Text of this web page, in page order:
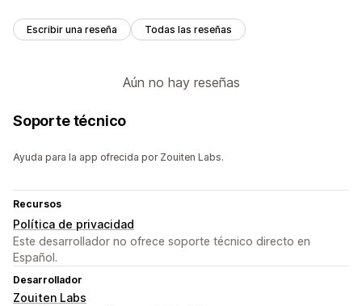
Escribir una reseña Todas las reseñas
Aún no hay reseñas
Soporte técnico
Ayuda para la app ofrecida por Zouiten Labs.
Recursos
Política de privacidad
Este desarrollador no ofrece soporte técnico directo en
Español.
Desarrollador
Zouiten Labs